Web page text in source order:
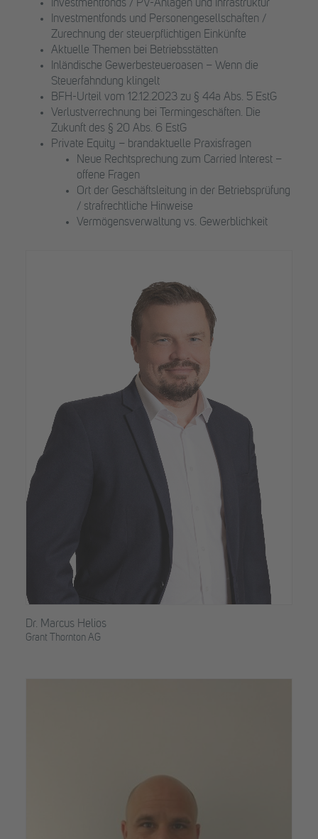
Investmentfonds / PV-Anlagen und Infrastruktur
Investmentfonds und Personengesellschaften /
Zurechnung der steuerpflichtigen Einkünfte
Aktuelle Themen bei Betriebsstätten
Inländische Gewerbesteueroasen – Wenn die
Steuerfahndung klingelt
BFH-Urteil vom 12.12.2023 zu § 44a Abs. 5 EstG
Verlustverrechnung bei Termingeschäften. Die
Zukunft des § 20 Abs. 6 EstG
Private Equity – brandaktuelle Praxisfragen
Neue Rechtsprechung zum Carried Interest –
offene Fragen
Ort der Geschäftsleitung in der Betriebsprüfung
/ strafrechtliche Hinweise
Vermögensverwaltung vs. Gewerblichkeit
Dr. Marcus Helios
Grant Thornton AG